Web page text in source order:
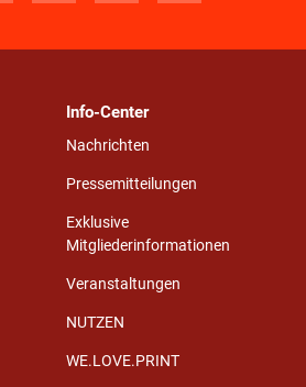
Info-Center
Nachrichten
Pressemitteilungen
Exklusive
Mitgliederinformationen
Veranstaltungen
NUTZEN
WE.LOVE.PRINT